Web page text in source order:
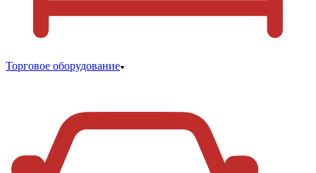
Торговое оборудование